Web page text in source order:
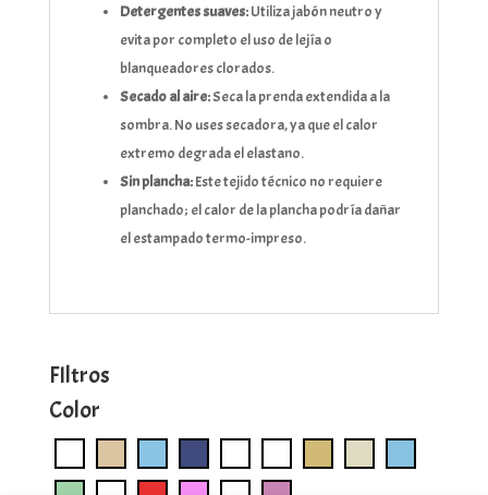
Detergentes suaves:Utiliza jabón neutro y
evita por completo el uso de lejía o
blanqueadores clorados.
Secado al aire:Seca la prenda extendida a la
sombra. No uses secadora, ya que el calor
extremo degrada el elastano.
Sin plancha:Este tejido técnico no requiere
planchado; el calor de la plancha podría dañar
el estampado termo-impreso.
FIltros
Color